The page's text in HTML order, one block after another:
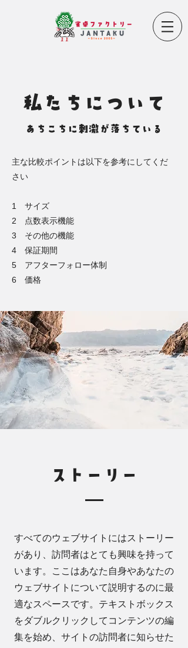
私たちについて
あちこちに刺激が落ちている
主な比較ポイントは以下を参考にしてくだ
さい
1 サイズ
2 点数表示機能
3 その他の機能
4 保証期間
5 アフターフォロー体制
6 価格
ストーリー
すべてのウェブサイトにはストーリー
があり、訪問者はとても興味を持って
います。ここはあなた自身やあなたの
ウェブサイトについて説明するのに最
適なスペースです。テキストボックス
をダブルクリックしてコンテンツの編
集を始め、サイトの訪問者に知らせた